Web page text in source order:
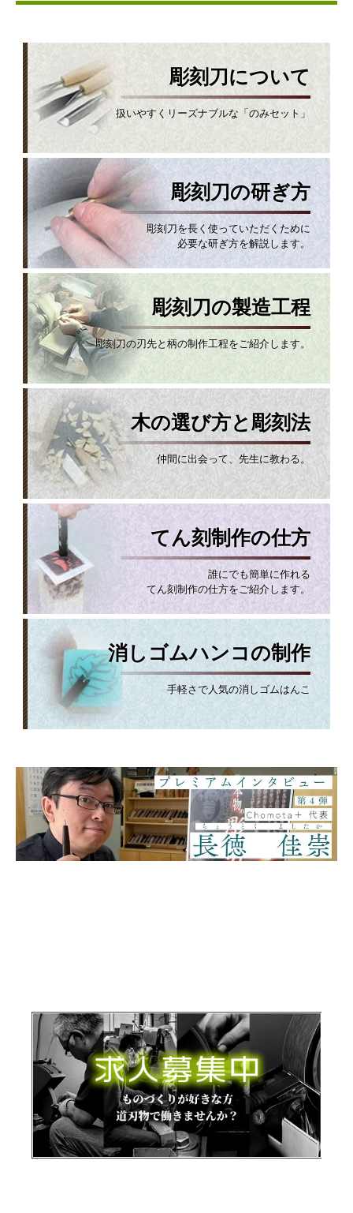
彫刻刀について
扱いやすくリーズナブルな「のみセット」
彫刻刀の研ぎ方
彫刻刀を長く使っていただくために
必要な研ぎ方を解説します。
彫刻刀の製造工程
彫刻刀の刃先と柄の制作工程をご紹介します。
木の選び方と彫刻法
仲間に出会って、先生に教わる。
てん刻制作の仕方
誰にでも簡単に作れる
てん刻制作の仕方をご紹介します。
消しゴムハンコの制作
手軽さで人気の消しゴムはんこ